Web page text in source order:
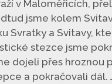
v Maloměřicích,
jsme kolem
Svratky a Svitavy,
stezce jsme
dojeli přes hroznou
a pokračovali dál.